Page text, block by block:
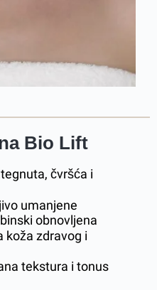
Bio Lift
čvršća i
umanjene
obnovljena
koža zdravog i
tekstura i tonus